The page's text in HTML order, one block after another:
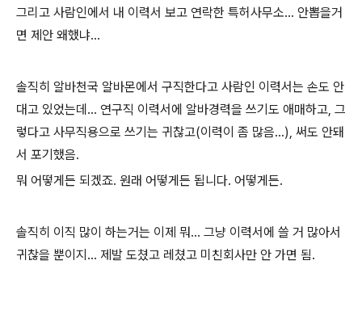
그리고 사람인에서 내 이력서 보고 연락한 특허사무소... 안뽑을거
면 제안 왜했냐...
솔직히 알바천국 알바몬에서 구직한다고 사람인 이력서는 손도 안
대고 있었는데... 연구직 이력서에 알바경력을 쓰기도 애매하고, 그
렇다고 사무직용으로 쓰기는 귀찮고(이력이 좀 많음...), 써도 안돼
서 포기했음.
뭐 어떻게든 되겠죠. 원래 어떻게든 됩니다. 어떻게든.
솔직히 이직 많이 하는거는 이제 뭐... 그냥 이력서에 쓸 거 많아서
귀찮을 뿐이지... 제발 도쳤고 레쳤고 미친회사만 안 가면 됨.